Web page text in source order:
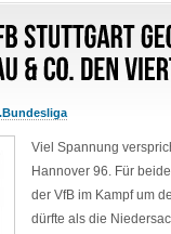
Viel Spannung
Hannover 96. Für
der VfB im Kampf um
dürfte als die